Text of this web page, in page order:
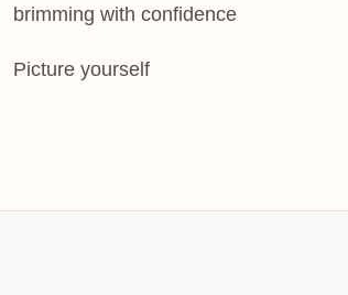
brimming with confidence
Picture yourself